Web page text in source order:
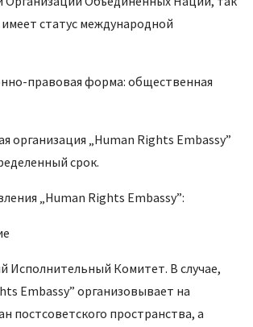
имеет статус международной
правовая форма: общественная
организация „Human Rights Embassy”
срок.
„Human Rights Embassy”:
Исполнительный Комитет. В случае,
Embassy” организовывает на
постсоветского пространства, а